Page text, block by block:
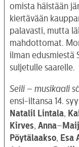
omista häistään
kiertävään
palavasti, mutta
mahdottomat.
ilman edusmiestä
suljetulle saarelle.
Seili – musikaali
ensi-iltansa 14.
Natalil Lintala,
Kirves, Anna–
Pöytälaakso, Esa